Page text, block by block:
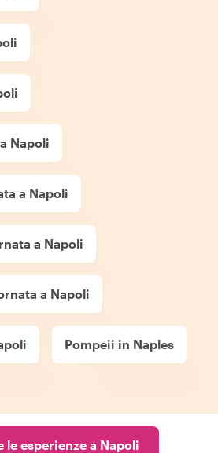
Napoli
a Napoli
a Napoli
a Napoli
Pompeii in Naples
le esperienze a Napoli